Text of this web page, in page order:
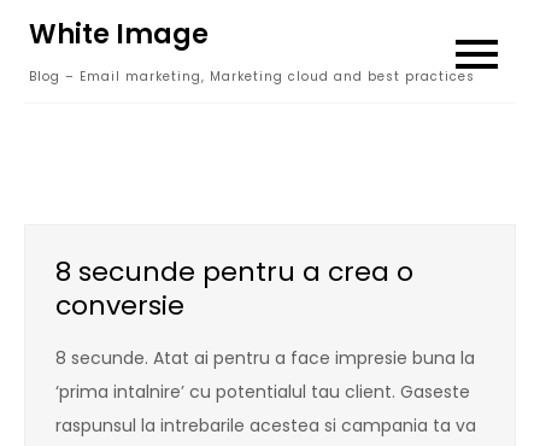
content
White Image
Blog – Email marketing, Marketing cloud and best practices
8 secunde pentru a crea o
conversie
8 secunde. Atat ai pentru a face impresie buna la
‘prima intalnire’ cu potentialul tau client. Gaseste
raspunsul la intrebarile acestea si campania ta va